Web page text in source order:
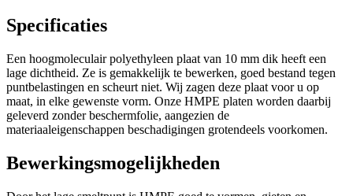
Specificaties
Een hoogmoleculair polyethyleen plaat van 10 mm dik heeft een
lage dichtheid. Ze is gemakkelijk te bewerken, goed bestand tegen
puntbelastingen en scheurt niet. Wij zagen deze plaat voor u op
maat, in elke gewenste vorm. Onze HMPE platen worden daarbij
geleverd zonder beschermfolie, aangezien de
materiaaleigenschappen beschadigingen grotendeels voorkomen.
Bewerkingsmogelijkheden